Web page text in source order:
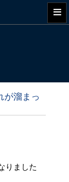
≡
が溜まっ
りました